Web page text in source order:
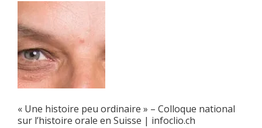
« Une histoire peu ordinaire » – Colloque national
sur l’histoire orale en Suisse | infoclio.ch